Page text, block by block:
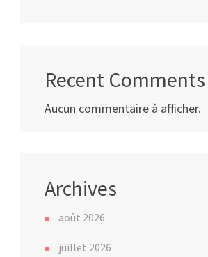
Recent Comments
Aucun commentaire à afficher.
Archives
août 2026
juillet 2026